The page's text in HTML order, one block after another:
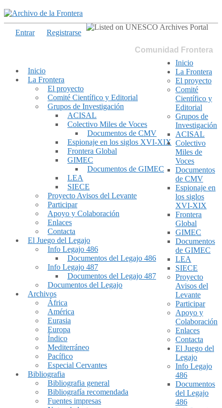
Comunidad Frontera
Inicio
La Frontera
El proyecto
Comité Científico y Editorial
Grupos de Investigación
ACISAL
Colectivo Miles de Voces
Documentos de CMV
Espionaje en los siglos XVI-XIX
Frontera Global
GIMEC
Documentos de GIMEC
LEA
SIECE
Proyecto Avisos del Levante
Participar
Apoyo y Colaboración
Enlaces
Contacta
El Juego del Legajo
Info Legajo 486
Documentos del Legajo 486
Info Legajo 487
Documentos del Legajo 487
Documentos del Legajo
Archivos
África
América
Eurasia
Europa
Índico
Mediterráneo
Pacífico
Especial Cervantes
Bibliografia
Bibliografia general
Bibliografía recomendada
Fuentes impresas
Entrar Registrarse
Inicio
La Frontera
El proyecto
Comité
Científico y
Editorial
Grupos de
Investigación
ACISAL
Colectivo
Miles de
Voces
Documentos
de CMV
Espionaje en
los siglos
XVI-XIX
Frontera
Global
GIMEC
Documentos
de GIMEC
LEA
SIECE
Proyecto
Avisos del
Levante
Participar
Apoyo y
Colaboración
Enlaces
Contacta
El Juego del
Legajo
Info Legajo
486
Documentos
del Legajo
486